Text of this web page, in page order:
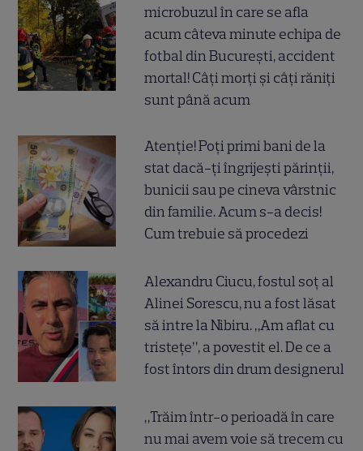
microbuzul în care se afla
acum câteva minute echipa de
fotbal din București, accident
mortal! Câți morți și câți răniți
sunt până acum
Atenție! Poți primi bani de la
stat dacă-ți îngrijești părinții,
bunicii sau pe cineva vârstnic
din familie. Acum s-a decis!
Cum trebuie să procedezi
Alexandru Ciucu, fostul soț al
Alinei Sorescu, nu a fost lăsat
să intre la Nibiru. „Am aflat cu
tristețe”, a povestit el. De ce a
fost întors din drum designerul
„Trăim într-o perioadă în care
nu mai avem voie să trecem cu